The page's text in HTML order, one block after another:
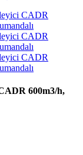
600m3/h,